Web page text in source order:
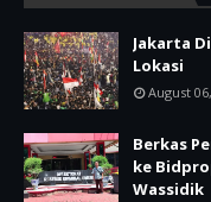
Jakarta
Lokasi
August
Berkas
ke
Wassidik